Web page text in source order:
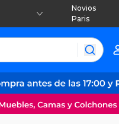
Novios
Paris